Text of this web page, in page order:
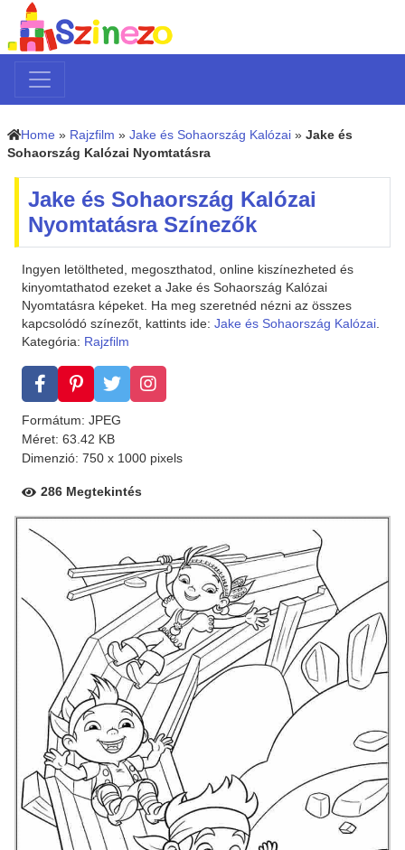
Home » Rajzfilm » Jake és Sohaország Kalózai » Jake és
Sohaország Kalózai Nyomtatásra
Jake és Sohaország Kalózai
Nyomtatásra Színezők
Ingyen letöltheted, megoszthatod, online kiszínezheted és
kinyomtathatod ezeket a Jake és Sohaország Kalózai
Nyomtatásra képeket. Ha meg szeretnéd nézni az összes
kapcsolódó színezőt, kattints ide: Jake és Sohaország Kalózai.
Kategória: Rajzfilm
Formátum: JPEG
Méret: 63.42 KB
Dimenzió: 750 x 1000 pixels
286 Megtekintés